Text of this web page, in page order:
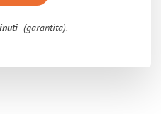
(garantita).